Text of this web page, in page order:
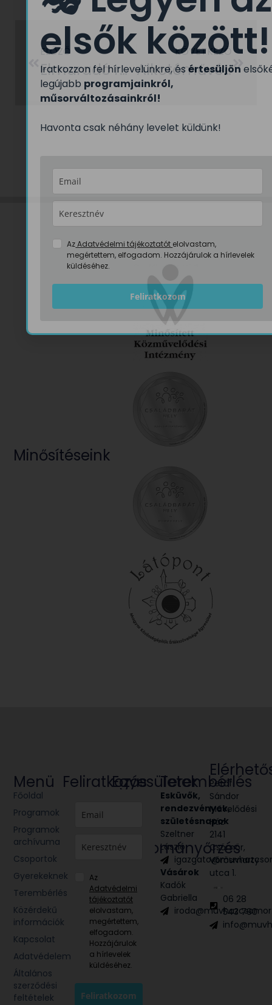
ELŐZŐ
Elmaradó rendezvény
KÖVETKEZŐ
Alkotóművészek pályázata
Minősítéseink
Petőfi
Sándor
Művelődési
Ház
2141
Csömör,
Vörösmarty
utca 1.
06 28
543 790
Terembérlés
Esküvők,
rendezvények,
születésnapok
Szeltner
László
Vásárok
Kadók
Gabriella
Egyesületek
Hagyományőrzés
Feliratkozás
Az
Adatvédelmi
tájékoztatót
elolvastam,
megértettem,
elfogadom.
Hozzájárulok
a hírlevelek
küldéséhez.
Feliratkozom
Menü
Főoldal
Programok
Programok
archívuma
Csoportok
Gyerekeknek
Terembérlés
Közérdekű
információk
Kapcsolat
Adatvédelem
Általános
szerződési
feltételek
elsők között!
Iratkozzon fel hírlevelünkre, és értesüljön
legújabb programjainkról,
műsorváltozásainkról!
Havonta csak néhány levelet küldünk!
AzAdatvédelmi tájékoztatót elolvastam,
megértettem, elfogadom. Hozzájárulok a hírlevelek
küldéséhez.
Feliratkozom